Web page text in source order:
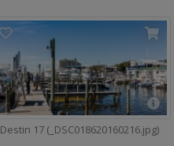
Destin 17 (_DSC018620160216.jpg)